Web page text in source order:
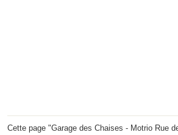
Cette page "Garage des Chaises - Motrio Rue